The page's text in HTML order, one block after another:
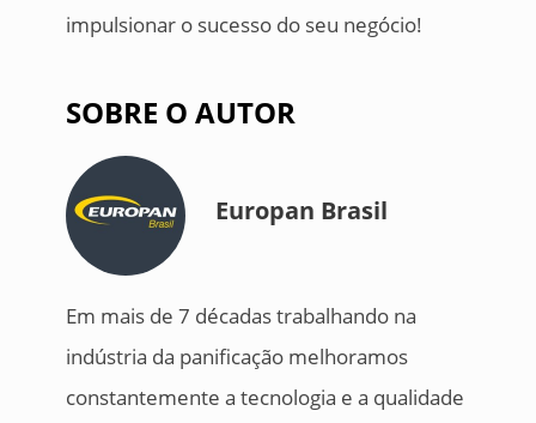
impulsionar o sucesso do seu negócio!
SOBRE O AUTOR
Europan Brasil
Em mais de 7 décadas trabalhando na
indústria da panificação melhoramos
constantemente a tecnologia e a qualidade